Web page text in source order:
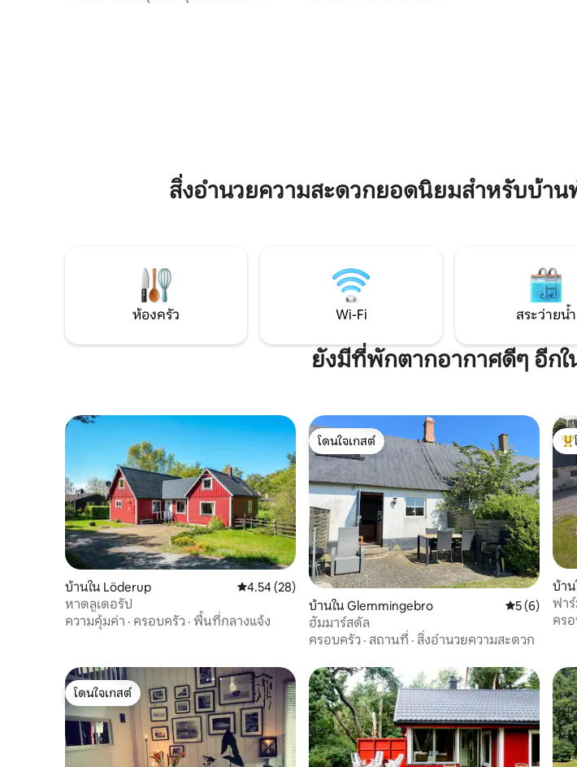
2 หัว ไมโครเวฟ เครื่องชงกาแฟ ตู้เย็นและตู้
สิ่งอำนวยความสะดวกยอดนิยมสำหรับบ้าน
ห้องครัว Wi-Fi สระว่ายน้ำ
ยังมีที่พักตากอากาศดีๆ อีกใ
บ้านใน Löderup คะแนนเฉลี่ย 4.54 จาก 5, 28 รีวิว
4.54 (28)
หาดลูเดอรัป
ความคุ้มค่า · ครอบครัว · พื้นที่กลางแจ้ง
โดนใจเกสต์
โดนใจเกสต์
บ้านใน Glemmingebro คะแนนเฉลี่ย
5 (6)
ฮัมมาร์สดัล
ครอบครัว · สถานที่ · สิ่งอำนวยความสะดวก
โ
บ้าน
ฟา
คร
โดนใจเกสต์
โดนใจเกสต์